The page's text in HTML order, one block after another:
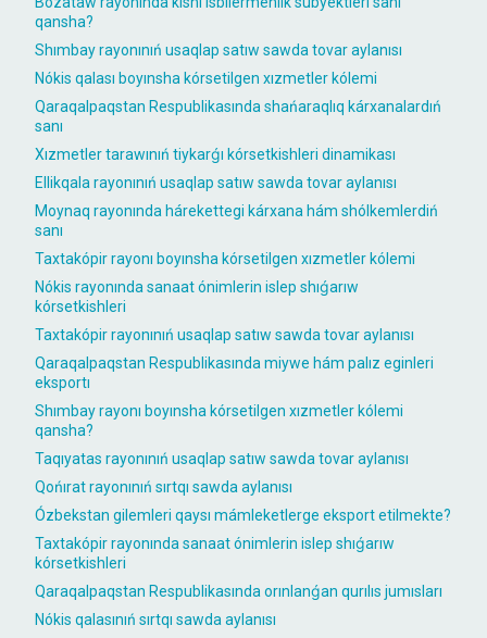
qansha?
Shımbay rayonınıń usaqlap satıw sawda tovar aylanısı
Nókis qalası boyınsha kórsetilgen xızmetler kólemi
Qaraqalpaqstan Respublikasında shańaraqlıq kárxanalardıń
sanı
Xızmetler tarawınıń tiykarǵı kórsetkishleri dinamikası
Ellikqala rayonınıń usaqlap satıw sawda tovar aylanısı
Moynaq rayonında hárekettegi kárxana hám shólkemlerdiń
sanı
Taxtakópir rayonı boyınsha kórsetilgen xızmetler kólemi
Nókis rayonında sanaat ónimlerin islep shıǵarıw
kórsetkishleri
Taxtakópir rayonınıń usaqlap satıw sawda tovar aylanısı
Qaraqalpaqstan Respublikasında miywe hám palız eginleri
eksportı
Shımbay rayonı boyınsha kórsetilgen xızmetler kólemi
qansha?
Taqıyatas rayonınıń usaqlap satıw sawda tovar aylanısı
Qońırat rayonınıń sırtqı sawda aylanısı
Ózbekstan gilemleri qaysı mámleketlerge eksport etilmekte?
Taxtakópir rayonında sanaat ónimlerin islep shıǵarıw
kórsetkishleri
Qaraqalpaqstan Respublikasında orınlanǵan qurılıs jumısları
Nókis qalasınıń sırtqı sawda aylanısı